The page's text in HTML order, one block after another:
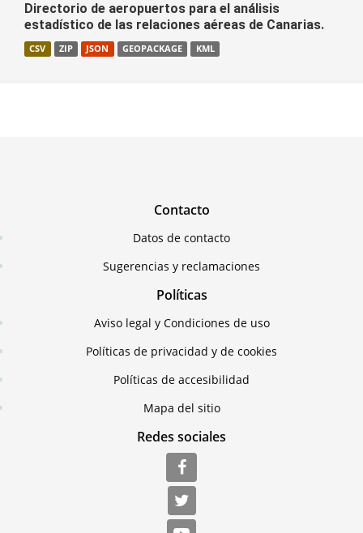
Directorio de aeropuertos para el análisis
estadístico de las relaciones aéreas de Canarias.
CSV ZIP JSON GEOPACKAGE KML
Contacto
Datos de contacto
Sugerencias y reclamaciones
Políticas
Aviso legal y Condiciones de uso
Políticas de privacidad y de cookies
Políticas de accesibilidad
Mapa del sitio
Redes sociales